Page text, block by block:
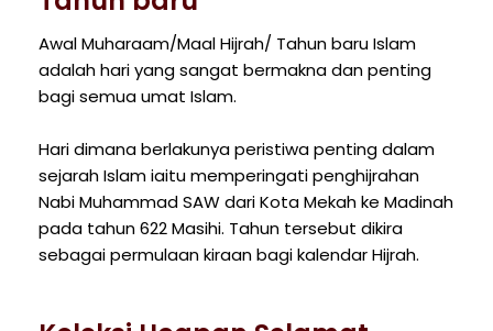
Awal Muharaam/Maal Hijrah/ Tahun baru Islam
adalah hari yang sangat bermakna dan penting
bagi semua umat Islam.
Hari dimana berlakunya peristiwa penting dalam
sejarah Islam iaitu memperingati penghijrahan
Nabi Muhammad SAW dari Kota Mekah ke Madinah
pada tahun 622 Masihi. Tahun tersebut dikira
sebagai permulaan kiraan bagi kalendar Hijrah.